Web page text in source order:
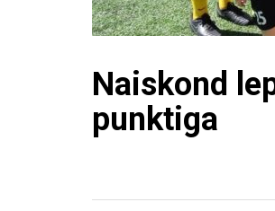
Naiskond
punktiga